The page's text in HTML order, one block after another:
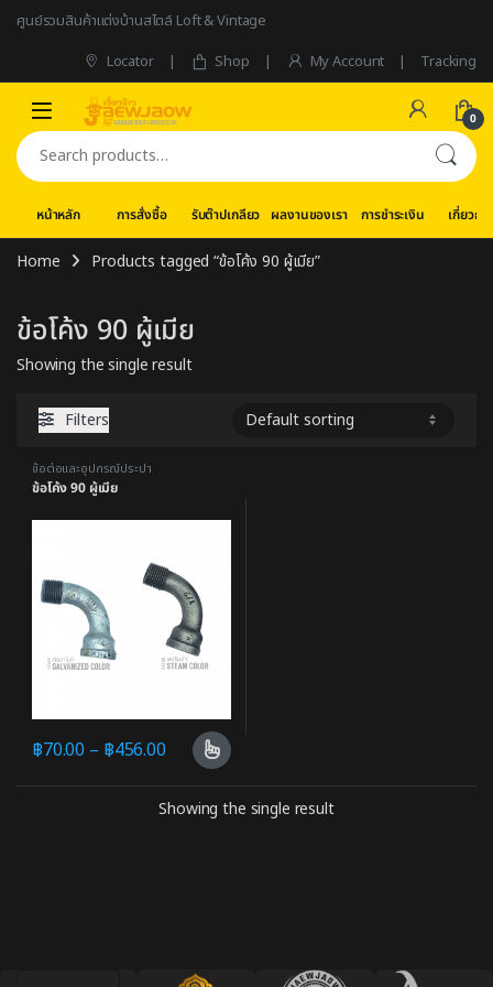
Skip to navigation
Skip to content
ศูนย์รวมสินค้าแต่งบ้านสไตล์ Loft & Vintage
Locator
Shop My Account Tracking
0
Search for:
หน้าหลัก การสั่งซื้อ รับต๊าปเกลียว ผลงานของเรา การชำระเงิน เกี่ยวกับ
Home Products tagged “ข้อโค้ง 90 ผู้เมีย”
ข้อโค้ง 90 ผู้เมีย
Showing the single result
Filters
ข้อต่อและอุปกรณ์ประปา
ข้อโค้ง 90 ผู้เมีย
฿70.00 – ฿456.00
Showing the single result